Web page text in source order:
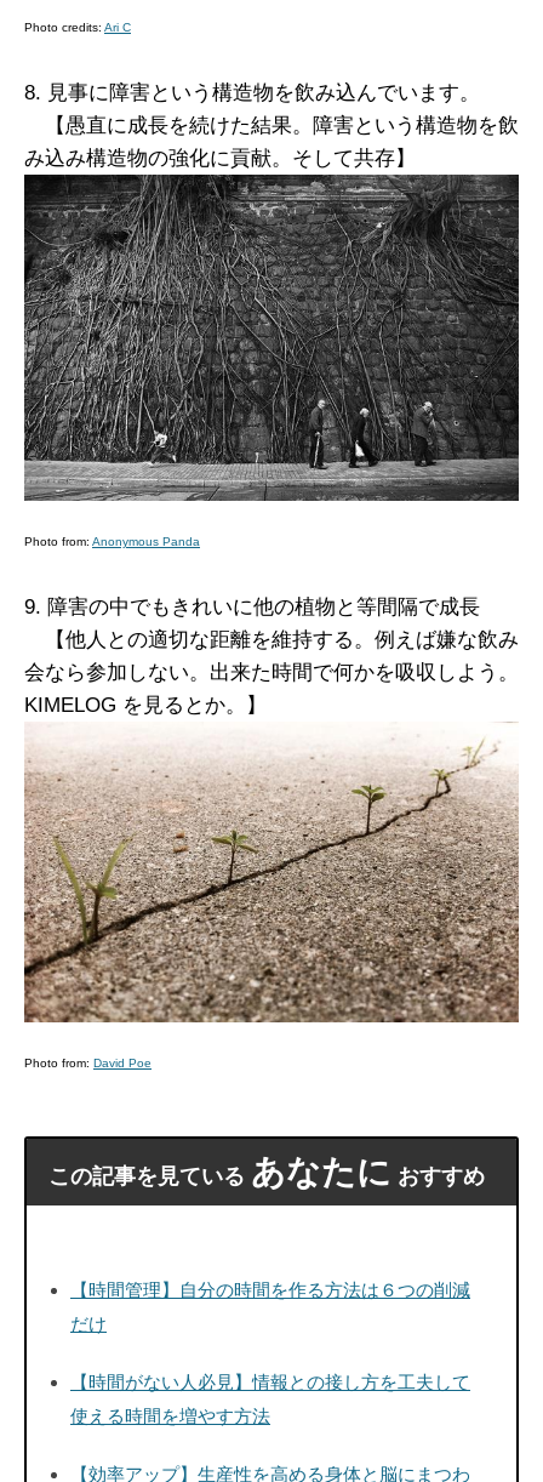
Photo credits: Ari C
8. 見事に障害という構造物を飲み込んでいます。
【愚直に成長を続けた結果。障害という構造物を飲
み込み構造物の強化に貢献。そして共存】
Photo from: Anonymous Panda
9. 障害の中でもきれいに他の植物と等間隔で成長
【他人との適切な距離を維持する。例えば嫌な飲み
会なら参加しない。出来た時間で何かを吸収しよう。
KIMELOG を見るとか。】
Photo from: David Poe
この記事を見ている あなたに おすすめ
【時間管理】自分の時間を作る方法は６つの削減
だけ
【時間がない人必見】情報との接し方を工夫して
使える時間を増やす方法
【効率アップ】生産性を高める身体と脳にまつわ